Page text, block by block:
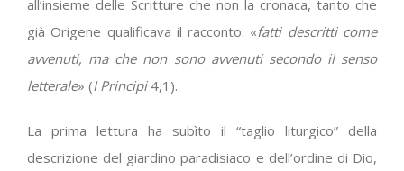
all’insieme delle Scritture che non la cronaca, tanto che
già Origene qualificava il racconto: «fatti descritti come
avvenuti, ma che non sono avvenuti secondo il senso
letterale» (I Principi4,1).
La prima lettura ha subìto il “taglio liturgico” della
descrizione del giardino paradisiaco e dell’ordine di Dio,